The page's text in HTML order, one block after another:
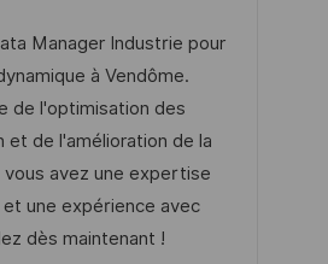
t
e
g
o
r
i
e
Manager Industrie pour
à Vendôme.
de l'optimisation des
et de l'amélioration de la
avez une expertise
une expérience avec
dès maintenant !